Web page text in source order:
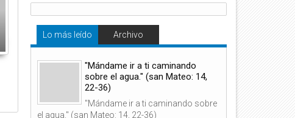
Ordenaciones Diaconales, 8 de
Agosto de 2026, 18:00 h.
Ordenaciones Diaconales, 8
Agosto de 2026, 18:00 h.
Lo más leído Archivo
"Mándame ir a ti caminando
sobre el agua." (san Mateo: 14,
22-36)
"Mándame ir a ti caminando sobre
el agua." (san Mateo: 14, 22-36)